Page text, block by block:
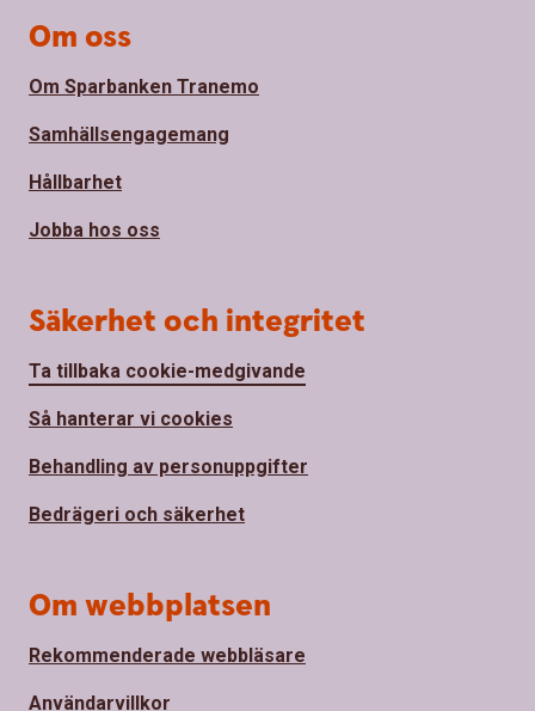
Om oss
Om Sparbanken Tranemo
Samhällsengagemang
Hållbarhet
Jobba hos oss
Säkerhet och integritet
Ta tillbaka cookie-medgivande
Så hanterar vi cookies
Behandling av personuppgifter
Bedrägeri och säkerhet
Om webbplatsen
Rekommenderade webbläsare
Användarvillkor